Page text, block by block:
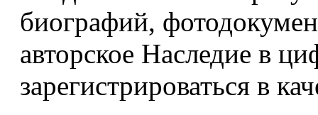
биографий,
авторское Наследие в
зарегистрироваться в